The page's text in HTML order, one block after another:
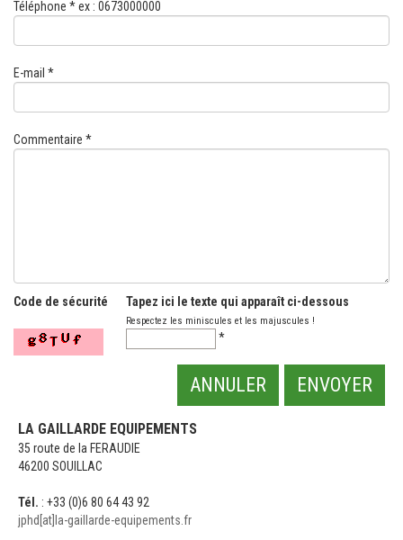
LOCATION
CONTACT
Téléphone * ex : 0673000000
E-mail *
Commentaire *
Code de sécurité Tapez ici le texte qui apparaît ci-dessous
Respectez les miniscules et les majuscules !
*
ANNULER ENVOYER
LA GAILLARDE EQUIPEMENTS
35 route de la FERAUDIE
46200 SOUILLAC
Tél. : +33 (0)6 80 64 43 92
jphd[at]la-gaillarde-equipements.fr